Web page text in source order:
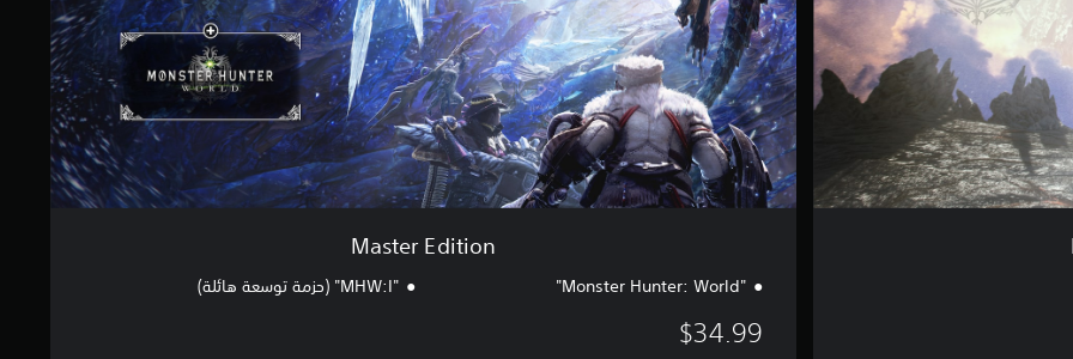
i
o
n
Master Edition
"Monster Hunter: World" "MHW:I" (حزمة توسعة هائلة)
$34.99